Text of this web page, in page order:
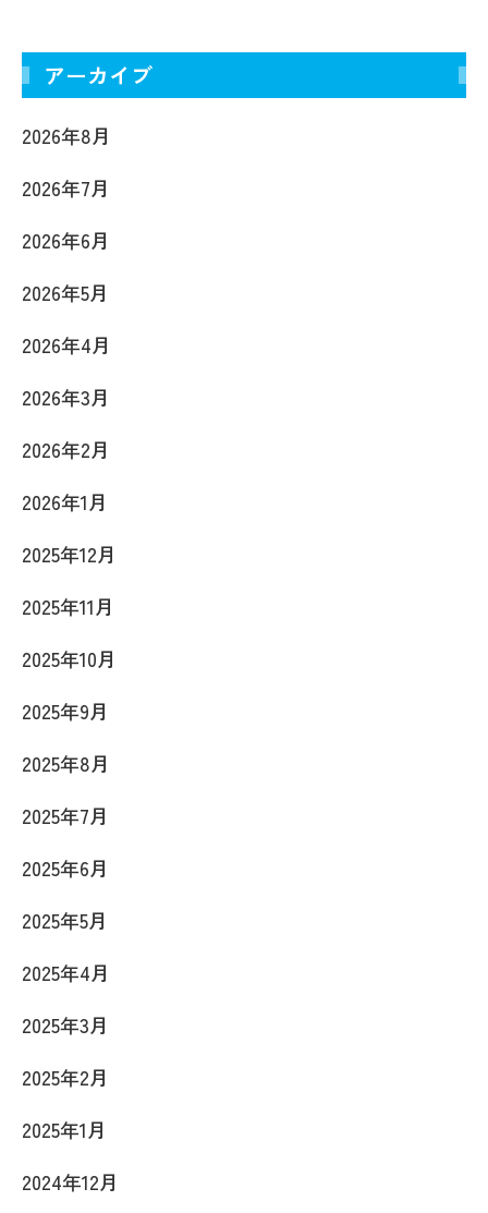
アーカイブ
2026年8月
2026年7月
2026年6月
2026年5月
2026年4月
2026年3月
2026年2月
2026年1月
2025年12月
2025年11月
2025年10月
2025年9月
2025年8月
2025年7月
2025年6月
2025年5月
2025年4月
2025年3月
2025年2月
2025年1月
2024年12月